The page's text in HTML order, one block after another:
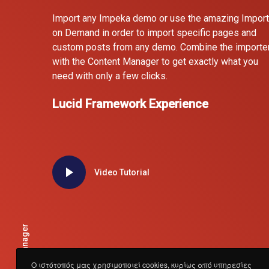
Import any Impeka demo or use the amazing Import
on Demand in order to import specific pages and
custom posts from any demo. Combine the
with the Content Manager to get exactly what you
need with only a few clicks.
Lucid Framework Experience
Video Tutorial
Ο ιστότοπός μας χρησιμοποιεί cookies, κυρίως από υπηρεσίες